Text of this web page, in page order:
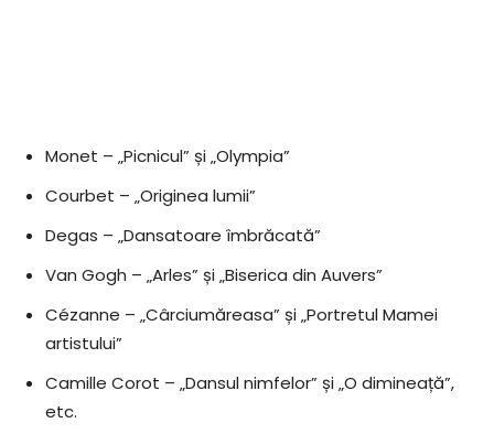
Monet – „Picnicul” și „Olympia”
Courbet – „Originea lumii”
Degas – „Dansatoare îmbrăcată”
Van Gogh – „Arles” și „Biserica din Auvers”
Cézanne – „Cârciumăreasa” și „Portretul Mamei
artistului”
Camille Corot – „Dansul nimfelor” și „O dimineață”,
etc.